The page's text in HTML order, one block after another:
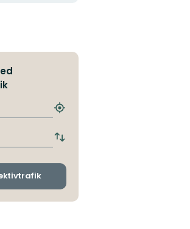
Hitta
hållplats
Byt
och